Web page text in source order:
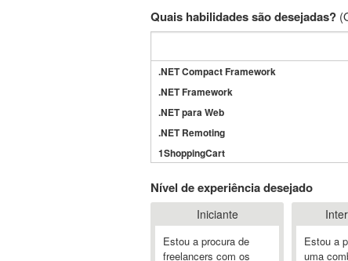
Quais habilidades são desejadas?
.NET Compact Framework
.NET Framework
.NET para Web
.NET Remoting
1ShoppingCart
3GSM
4D Dimension
802.11
A&P
Nível de experiência desejado
Iniciante
Estou a procura de
freelancers com os
Estou a
uma